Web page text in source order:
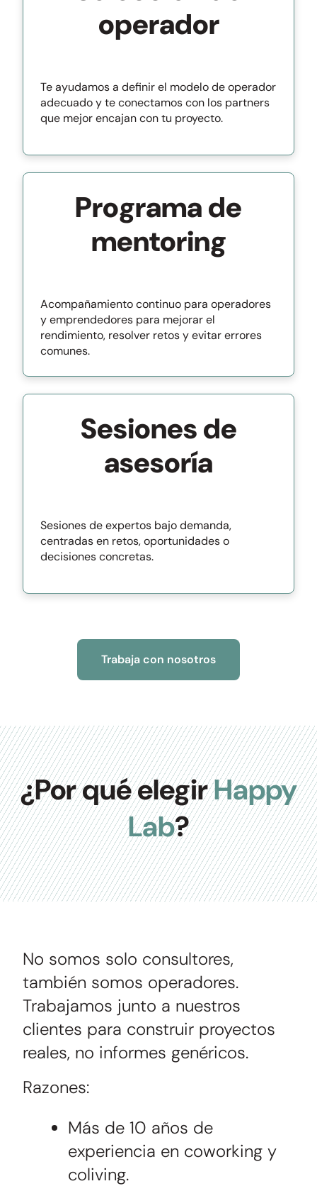
operador
Te ayudamos a definir el modelo de operador
adecuado y te conectamos con los partners
que mejor encajan con tu proyecto.
Programa de
mentoring
Acompañamiento continuo para operadores
y emprendedores para mejorar el
rendimiento, resolver retos y evitar errores
comunes.
Sesiones de
asesoría
Sesiones de expertos bajo demanda,
centradas en retos, oportunidades o
decisiones concretas.
Trabaja con nosotros
¿Por qué elegirHappy
Lab?
No somos solo consultores,
también somos operadores.
Trabajamos junto a nuestros
clientes para construir proyectos
reales, no informes genéricos.
Razones:
Más de 10 años de
experiencia en coworking y
coliving.